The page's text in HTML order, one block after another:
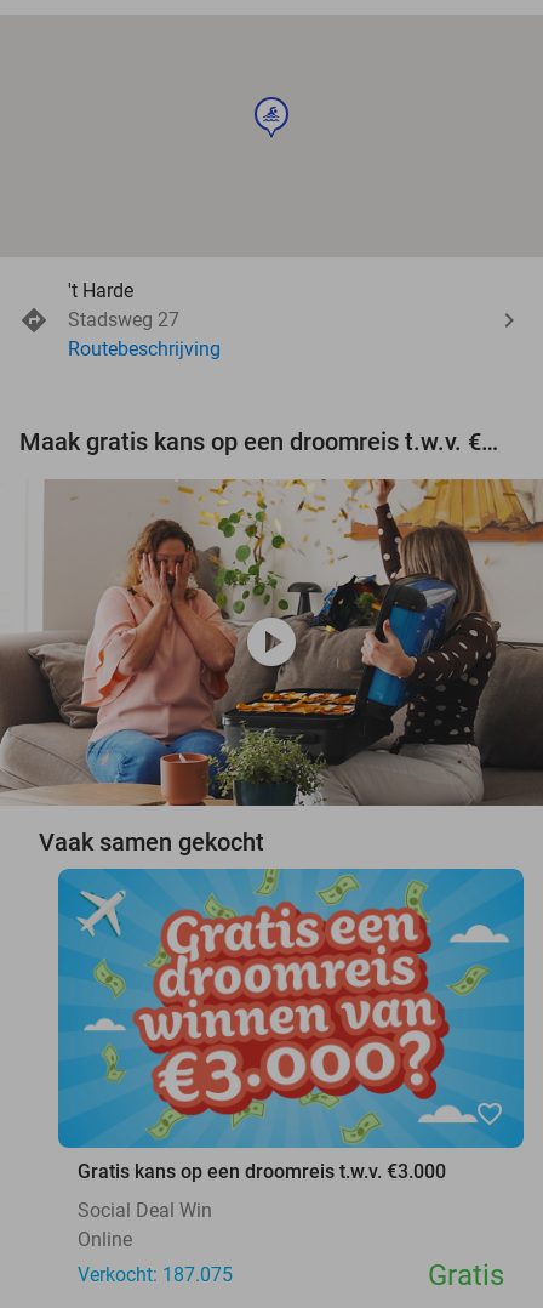
sport
't Harde
Stadsweg 27
Routebeschrijving
Maak gratis kans op een droomreis t.w.v. €3.000!
play_circle
Vaak samen gekocht
favorite_border
Gratis kans op een droomreis t.w.v. €3.000
Social Deal Win
Online
Verkocht: 187.075
Gratis